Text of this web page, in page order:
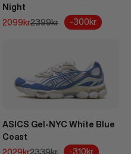
Night
REA-pris
2099krPris
2399kr -300kr
ASICS Gel-NYC White Blue
Coast
REA-pris
2029krPris
2339kr -310kr